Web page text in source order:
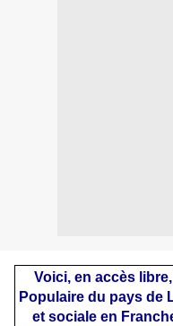
Voici, en accès
Populaire du pays de
et sociale en